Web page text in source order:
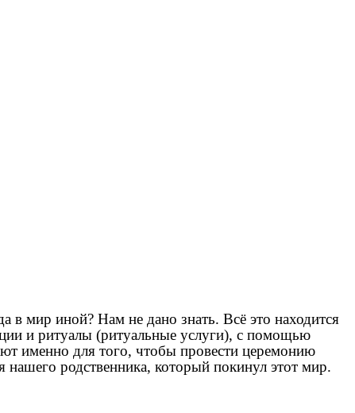
в мир иной? Нам не дано знать. Всё это находится
и ритуалы (ритуальные услуги), с помощью
именно для того, чтобы провести церемонию
родственника, который покинул этот мир.